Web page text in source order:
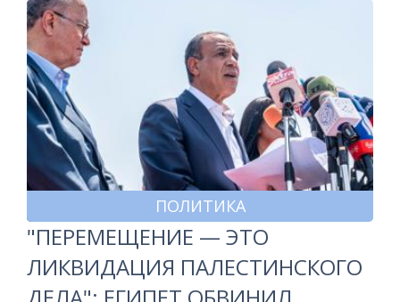
ПОЛИТИКА
"ПЕРЕМЕЩЕНИЕ — ЭТО
ЛИКВИДАЦИЯ ПАЛЕСТИНСКОГО